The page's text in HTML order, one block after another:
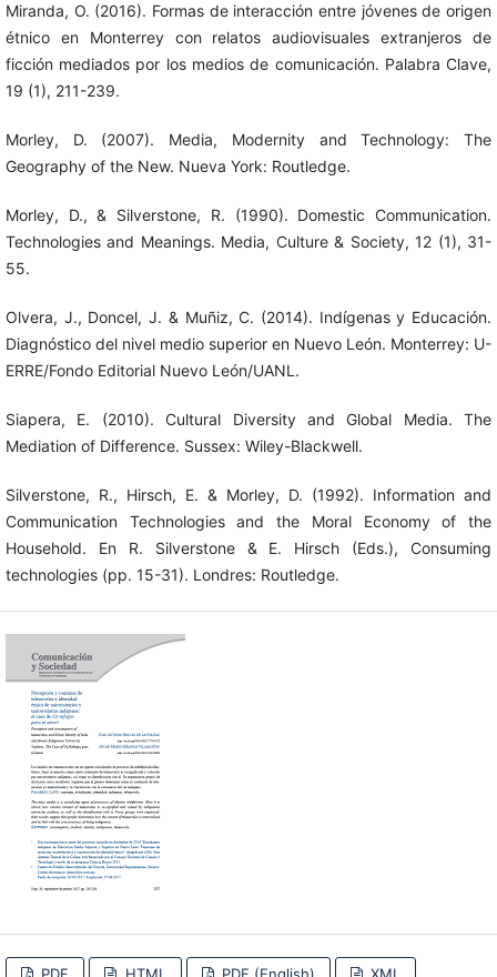
Miranda, O. (2016). Formas de interacción entre jóvenes de origen
étnico en Monterrey con relatos audiovisuales extranjeros de
ficción mediados por los medios de comunicación. Palabra Clave,
19 (1), 211-239.
Morley, D. (2007). Media, Modernity and Technology: The
Geography of the New. Nueva York: Routledge.
Morley, D., & Silverstone, R. (1990). Domestic Communication.
Technologies and Meanings. Media, Culture & Society, 12 (1), 31-
55.
Olvera, J., Doncel, J. & Muñiz, C. (2014). Indígenas y Educación.
Diagnóstico del nivel medio superior en Nuevo León. Monterrey: U-
ERRE/Fondo Editorial Nuevo León/UANL.
Siapera, E. (2010). Cultural Diversity and Global Media. The
Mediation of Difference. Sussex: Wiley-Blackwell.
Silverstone, R., Hirsch, E. & Morley, D. (1992). Information and
Communication Technologies and the Moral Economy of the
Household. En R. Silverstone & E. Hirsch (Eds.), Consuming
technologies (pp. 15-31). Londres: Routledge.